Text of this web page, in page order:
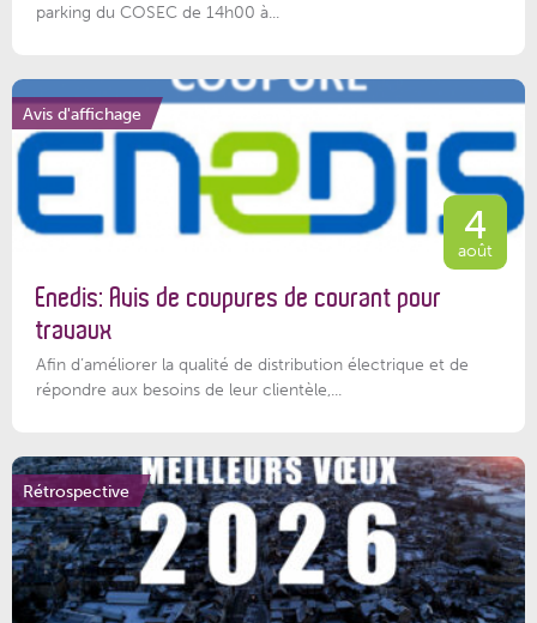
parking du COSEC de 14h00 à...
Avis d'affichage
4
août
Enedis: Avis de coupures de courant pour
travaux
Afin d’améliorer la qualité de distribution électrique et de
répondre aux besoins de leur clientèle,...
Rétrospective